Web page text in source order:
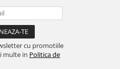
cu promotiile
multe in Politica de